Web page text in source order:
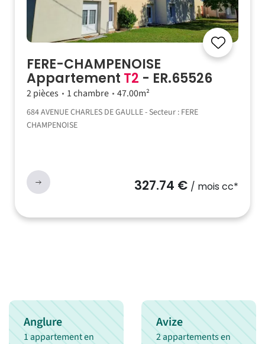
FERE-CHAMPENOISE
Appartement T2 - ER.65526
2 pièces 1 chambre 47.00m²
684 AVENUE CHARLES DE GAULLE - Secteur : FERE
CHAMPENOISE
327.74 € / mois cc*
Anglure
1 appartement en
Avize
2 appartements en